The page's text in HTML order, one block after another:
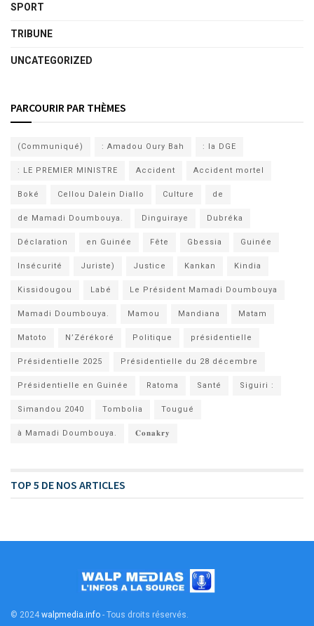
SPORT
TRIBUNE
UNCATEGORIZED
PARCOURIR PAR THÈMES
(Communiqué) : Amadou Oury Bah : la DGE
: LE PREMIER MINISTRE Accident Accident mortel
Boké Cellou Dalein Diallo Culture de
de Mamadi Doumbouya. Dinguiraye Dubréka
Déclaration en Guinée Fête Gbessia Guinée
Insécurité Juriste) Justice Kankan Kindia
Kissidougou Labé Le Président Mamadi Doumbouya
Mamadi Doumbouya. Mamou Mandiana Matam
Matoto N’Zérékoré Politique présidentielle
Présidentielle 2025 Présidentielle du 28 décembre
Présidentielle en Guinée Ratoma Santé Siguiri :
Simandou 2040 Tombolia Tougué
à Mamadi Doumbouya. 𝐂𝐨𝐧𝐚𝐤𝐫𝐲
TOP 5 DE NOS ARTICLES
© 2024 walpmedia.info - Tous droits réservés.